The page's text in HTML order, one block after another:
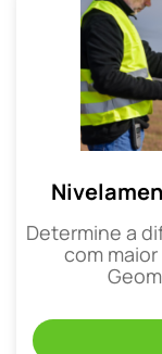
Determine a
com